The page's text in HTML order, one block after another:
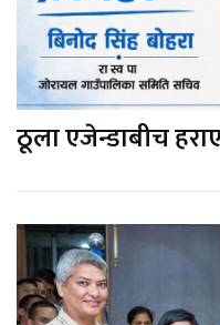
ठूला एजेन्डाबीच